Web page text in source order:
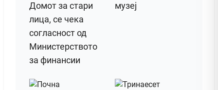
Домот за стари
лица, се чека
согласност од
Министерството
за финансии
музеј